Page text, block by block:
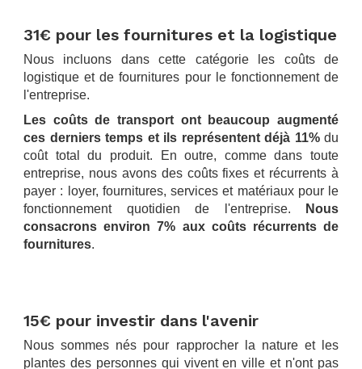
31€ pour les fournitures et la logistique
Nous incluons dans cette catégorie les coûts de
logistique et de fournitures pour le fonctionnement de
l'entreprise.
Les coûts de transport ont beaucoup augmenté
ces derniers temps et ils représentent déjà 11% du
coût total du produit. En outre, comme dans toute
entreprise, nous avons des coûts fixes et récurrents à
payer : loyer, fournitures, services et matériaux pour le
fonctionnement quotidien de l'entreprise. Nous
consacrons environ 7% aux coûts récurrents de
fournitures.
15€ pour investir dans l'avenir
Nous sommes nés pour rapprocher la nature et les
plantes des personnes qui vivent en ville et n'ont pas